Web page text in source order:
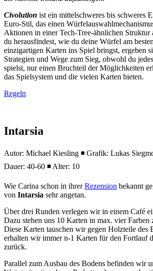
Civolution ist ein mittelschweres bis schweres
Euro-Stil, das einen
Aktionen in einer Tech-Tree-ähnlichen Struktur
du herausfindest, wie du deine Würfel am
einzigartigen Karten ins Spiel bringst, ergeben
Strategien und Wege zum Sieg, obwohl du
spielst, nur einen Bruchteil der Möglichkeiten
das Spielsystem und die vielen Karten bieten.
Regeln
Intarsia
Autor: Michael Kiesling ◾ Grafik: Lukas
Dauer: 40-60 ◾ Alter: 10
Wie Carina schon in ihrerRezension bekannt
von Intarsia sehr angetan.
Über drei Runden verlegen wir in einem Café
Dazu stehen uns 10 Karten in max. vier Farben
Diese Karten tauschen wir gegen Holzteile des
erhalten wir immer n-1 Karten für den Fortlauf
zurück.
Parallel zum Ausbau des Bodens befinden wir